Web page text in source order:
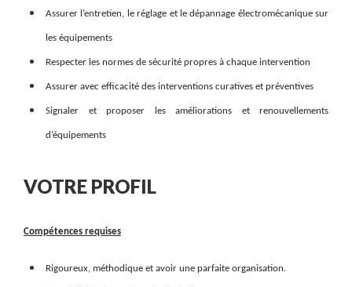
Assurer l’entretien, le réglage et le dépannage électromécanique sur
les équipements
Respecter les normes de sécurité propres à chaque intervention
Assurer avec efficacité des interventions curatives et préventives
Signaler et proposer les améliorations et renouvellements
d’équipements
VOTRE PROFIL
Compétences requises
Rigoureux, méthodique et avoir une parfaite organisation.